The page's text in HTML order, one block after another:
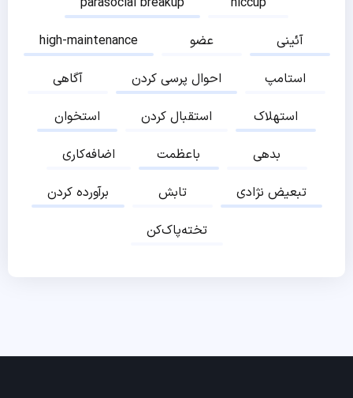
high-maintenance
عضو
آئینی
آگاهی
احوال پرسی کردن
استامپ
استخوان
استقبال کردن
استهلاک
اضافه‌کاری
باعظمت
بدهی
برآورده کردن
تابش
تبعیض نژادی
تخته‌پاک‌کن